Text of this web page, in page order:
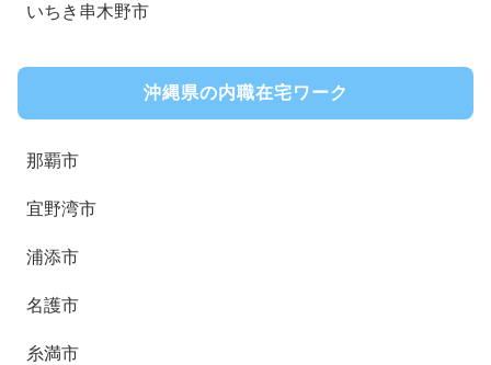
いちき串木野市
沖縄県の内職在宅ワーク
那覇市
宜野湾市
浦添市
名護市
糸満市